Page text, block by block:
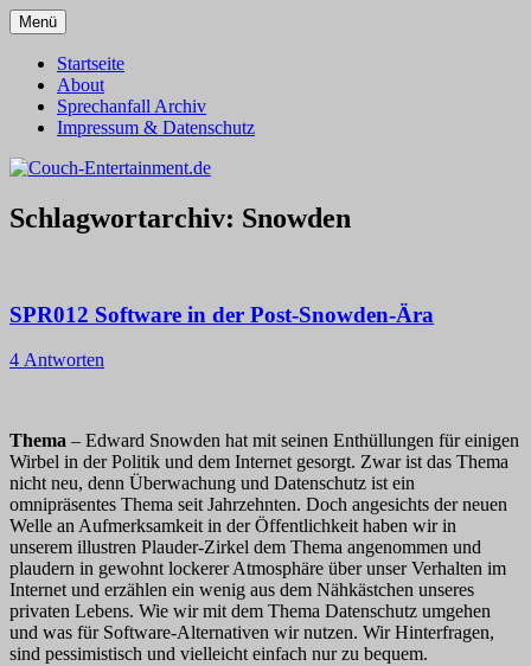
Zum
Inhalt
springen
Couch-Entertainment.de
Menü
Startseite
About
Sprechanfall Archiv
Impressum & Datenschutz
Schlagwortarchiv: Snowden
SPR012 Software in der Post-Snowden-Ära
4 Antworten
Thema – Edward Snowden hat mit seinen Enthüllungen für einigen
Wirbel in der Politik und dem Internet gesorgt. Zwar ist das Thema
nicht neu, denn Überwachung und Datenschutz ist ein
omnipräsentes Thema seit Jahrzehnten. Doch angesichts der neuen
Welle an Aufmerksamkeit in der Öffentlichkeit haben wir in
unserem illustren Plauder-Zirkel dem Thema angenommen und
plaudern in gewohnt lockerer Atmosphäre über unser Verhalten im
Internet und erzählen ein wenig aus dem Nähkästchen unseres
privaten Lebens. Wie wir mit dem Thema Datenschutz umgehen
und was für Software-Alternativen wir nutzen. Wir Hinterfragen,
sind pessimistisch und vielleicht einfach nur zu bequem.